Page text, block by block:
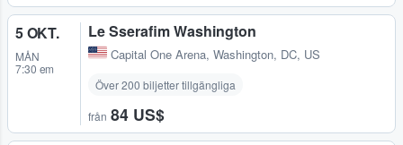
5 OKT.
MÅN
7:30 em
Le Sserafim Washington
Capital One Arena, Washington, DC, US
Över 200 biljetter tillgängliga
från 84 US$